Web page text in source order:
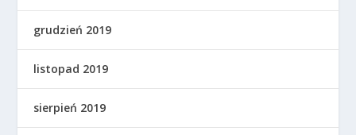
grudzień 2019
listopad 2019
sierpień 2019